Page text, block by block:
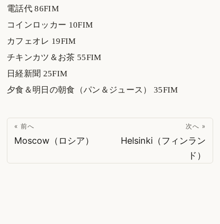
電話代 86FIM
コインロッカー 10FIM
カフェオレ 19FIM
チキンカツ＆お茶 55FIM
日経新聞 25FIM
夕食＆明日の朝食（パン＆ジュース） 35FIM
« 前へ
Moscow（ロシア）
次へ »
Helsinki（フィンラン
ド）